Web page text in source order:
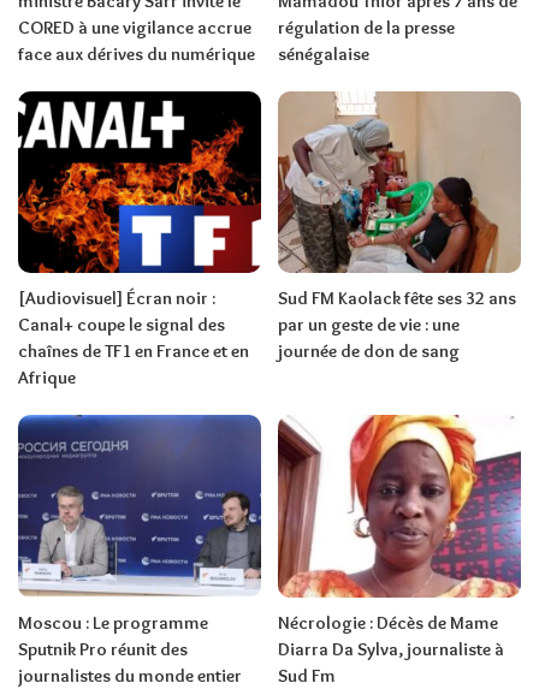
CORED à une vigilance accrue
face aux dérives du numérique
régulation de la presse
sénégalaise
[Audiovisuel] Écran noir :
Canal+ coupe le signal des
chaînes de TF1 en France et en
Afrique
Sud FM Kaolack fête ses 32 ans
par un geste de vie : une
journée de don de sang
Moscou : Le programme
Sputnik Pro réunit des
journalistes du monde entier
Nécrologie : Décès de Mame
Diarra Da Sylva, journaliste à
Sud Fm